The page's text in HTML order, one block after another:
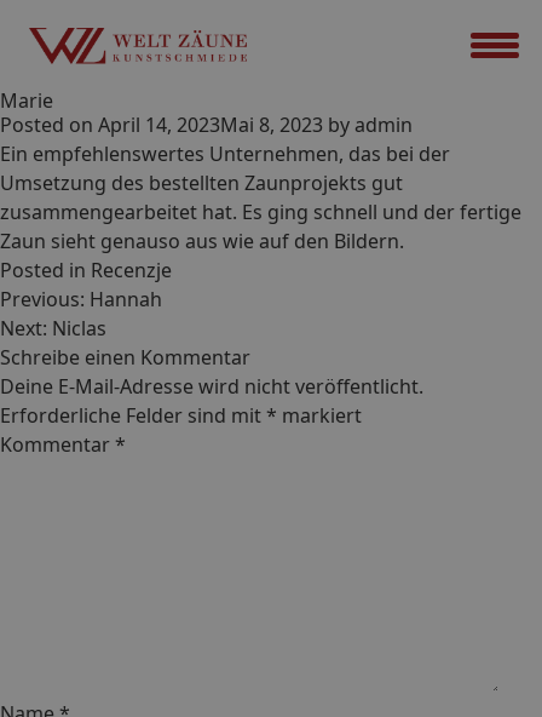
Marie
Posted on April 14, 2023Mai 8, 2023 by admin
Ein empfehlenswertes Unternehmen, das bei der
Umsetzung des bestellten Zaunprojekts gut
zusammengearbeitet hat. Es ging schnell und der fertige
Zaun sieht genauso aus wie auf den Bildern.
Posted in Recenzje
Beitrags-
Navigation
Previous: Hannah
Next: Niclas
Schreibe einen Kommentar
Deine E-Mail-Adresse wird nicht veröffentlicht.
Erforderliche Felder sind mit* markiert
Kommentar*